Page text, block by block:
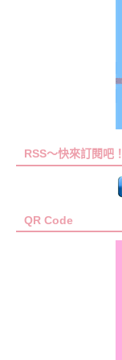
RSS～快來訂閱吧！
QR Code